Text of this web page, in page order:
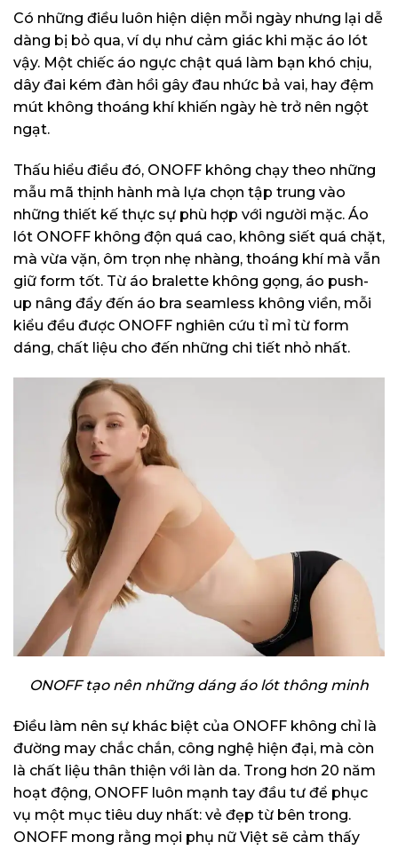
Có những điều luôn hiện diện mỗi ngày nhưng lại dễ
dàng bị bỏ qua, ví dụ như cảm giác khi mặc áo lót
vậy. Một chiếc áo ngực chật quá làm bạn khó chịu,
dây đai kém đàn hồi gây đau nhức bả vai, hay đệm
mút không thoáng khí khiến ngày hè trở nên ngột
ngạt.
Thấu hiểu điều đó, ONOFF không chạy theo những
mẫu mã thịnh hành mà lựa chọn tập trung vào
những thiết kế thực sự phù hợp với người mặc. Áo
lót ONOFF không độn quá cao, không siết quá chặt,
mà vừa vặn, ôm trọn nhẹ nhàng, thoáng khí mà vẫn
giữ form tốt. Từ áo bralette không gọng, áo push-
up nâng đẩy đến áo bra seamless không viền, mỗi
kiểu đều được ONOFF nghiên cứu tỉ mỉ từ form
dáng, chất liệu cho đến những chi tiết nhỏ nhất.
ONOFF tạo nên những dáng áo lót thông minh
Điều làm nên sự khác biệt của ONOFF không chỉ là
đường may chắc chắn, công nghệ hiện đại, mà còn
là chất liệu thân thiện với làn da. Trong hơn 20 năm
hoạt động, ONOFF luôn mạnh tay đầu tư để phục
vụ một mục tiêu duy nhất: vẻ đẹp từ bên trong.
ONOFF mong rằng mọi phụ nữ Việt sẽ cảm thấy